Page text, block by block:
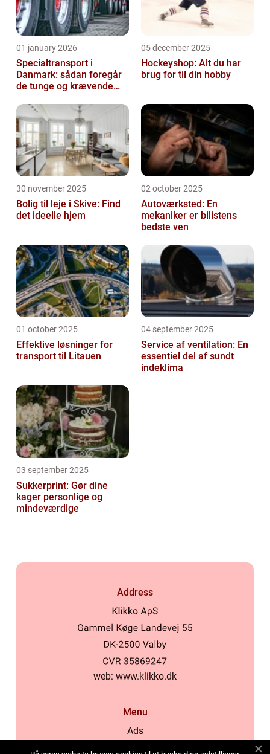
01 january 2026
Specialtransport i
Danmark: sådan foregår
de tunge og krævende
05 december 2025
Hockeyshop: Alt du har
brug for til din hobby
30 november 2025
Bolig til leje i Skive: Find
det ideelle hjem
02 october 2025
Autoværksted: En
mekaniker er bilistens
bedste ven
01 october 2025
Effektive løsninger for
transport til Litauen
04 september 2025
Service af ventilation: En
essentiel del af sundt
indeklima
03 september 2025
Sukkerprint: Gør dine
kager personlige og
mindeværdige
Address
web: www.klikko.dk
Menu
Ads